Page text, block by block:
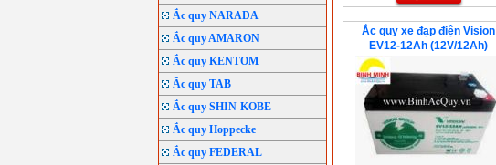
Ắc quy NARADA
Ắc quy AMARON
Ắc quy KENTOM
Ắc quy TAB
Ắc quy SHIN-KOBE
Ắc quy Hoppecke
Ắc quy FEDERAL
Ắc quy xe đạp điện Vision
EV12-12Ah (12V/12Ah)